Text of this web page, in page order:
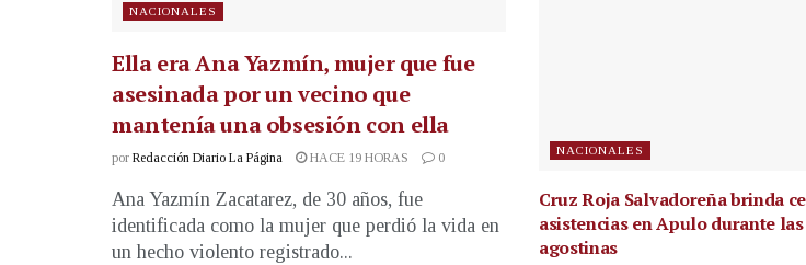
NACIONALES
Ella era Ana Yazmín, mujer que fue
asesinada por un vecino que
mantenía una obsesión con ella
por Redacción Diario La Página HACE 19 HORAS 0
Ana Yazmín Zacatarez, de 30 años, fue
identificada como la mujer que perdió la vida en
un hecho violento registrado...
NACIONALES
Cruz Roja Salvadoreña brinda
asistencias en Apulo durante
agostinas